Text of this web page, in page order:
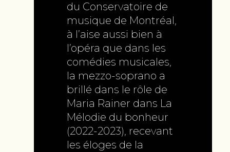
du Conservatoire de
musique de Montréal,
à l’aise aussi bien à
l’opéra que dans les
comédies musicales,
la mezzo-soprano a
brillé dans le rôle de
Maria Rainer dans La
Mélodie du bonheur
(2022-2023), recevant
les éloges de la